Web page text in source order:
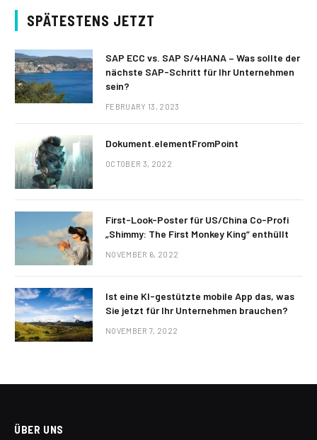
SPÄTESTENS JETZT
SAP ECC vs. SAP S/4HANA – Was sollte der
nächste SAP-Schritt für Ihr Unternehmen
sein?
FEBRUARY 13, 2023
Dokument.elementFromPoint
OCTOBER 3, 2022
First-Look-Poster für US/China Co-Profi
„Shimmy: The First Monkey King“ enthüllt
NOVEMBER 6, 2022
Ist eine KI-gestützte mobile App das, was
Sie jetzt für Ihr Unternehmen brauchen?
NOVEMBER 7, 2022
ÜBER UNS